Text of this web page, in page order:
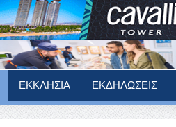
ΕΚΚΛΗΣΙΑ ΕΚΔΗΛΩΣΕΙΣ